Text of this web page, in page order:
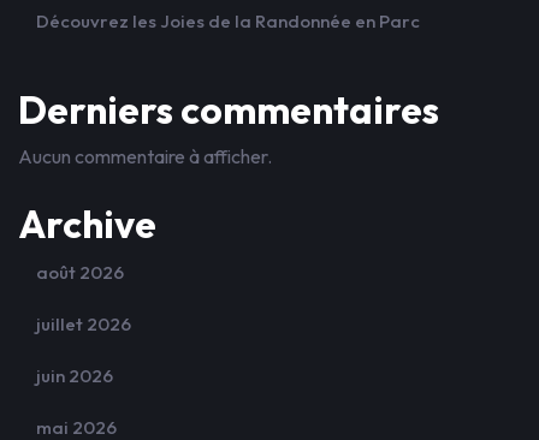
Découvrez les Joies de la Randonnée en Parc
Derniers commentaires
Aucun commentaire à afficher.
Archive
août 2026
juillet 2026
juin 2026
mai 2026